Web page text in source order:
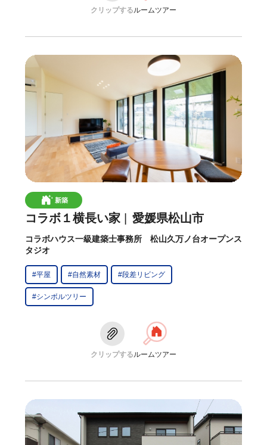
クリップする ルームツアー
新築
コラボ１横長い家 愛媛県松山市
コラボハウス一級建築士事務所 松山久万ノ台オープンス
タジオ
#平屋 #自然素材 #段差リビング
#シンボルツリー
クリップするルームツアー